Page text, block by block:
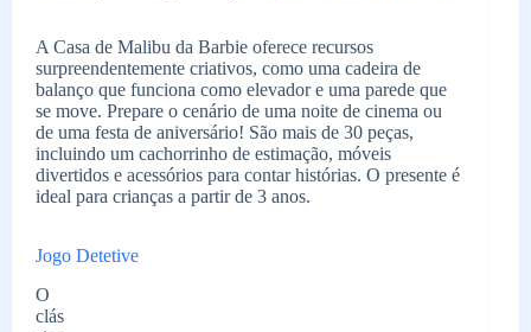
A Casa de Malibu da Barbie oferece recursos
surpreendentemente criativos, como uma cadeira de
balanço que funciona como elevador e uma parede que
se move. Prepare o cenário de uma noite de cinema ou
de uma festa de aniversário! São mais de 30 peças,
incluindo um cachorrinho de estimação, móveis
divertidos e acessórios para contar histórias. O presente é
ideal para crianças a partir de 3 anos.
Jogo Detetive
O
clás